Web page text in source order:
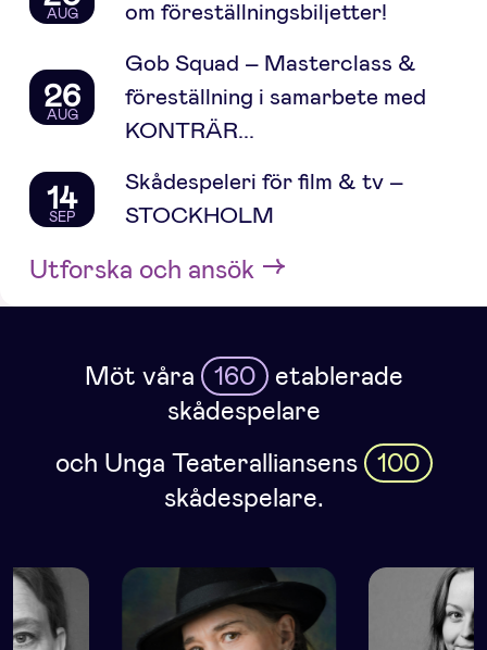
AUG
om föreställningsbiljetter!
26
AUG
Gob Squad – Masterclass &
föreställning i samarbete med
KONTRÄR...
14
SEP
Skådespeleri för film & tv –
STOCKHOLM
Utforska och ansök
Möt våra 160 etablerade
skådespelare
och Unga Teateralliansens 100
skådespelare.